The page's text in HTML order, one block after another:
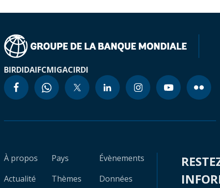
BIRDIDAIFCMIGACIRDI
À propos
Actualité
Pays
Thèmes
Évènements
Données